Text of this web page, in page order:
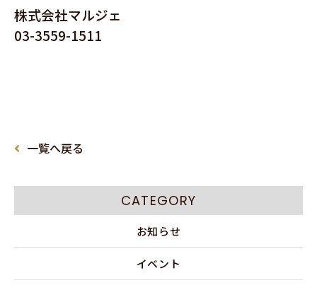
株式会社マルジェ
03-3559-1511
一覧へ戻る
CATEGORY
お知らせ
イベント